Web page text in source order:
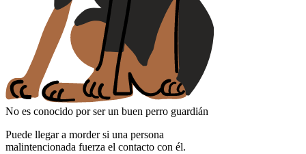
No es conocido por ser un buen perro guardián
Puede llegar a morder si una persona
malintencionada fuerza el contacto con él.